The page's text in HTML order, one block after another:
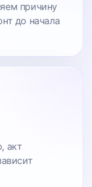
причину
до начала
акт